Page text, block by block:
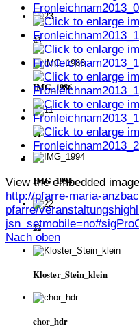
23
IMG_1986
11
IMG_1994
22
Kloster_Stein_klein
chor_hdr
View the embedded
http://pfarre-maria-
pfarre/
Nach oben